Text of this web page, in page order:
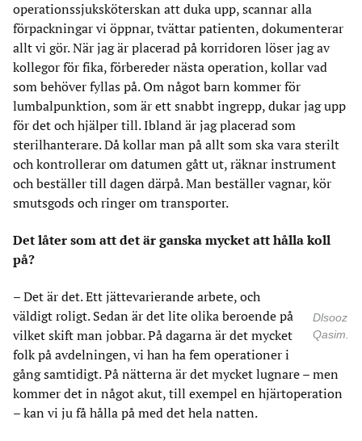
operationssjuksköterskan att duka upp, scannar alla
förpackningar vi öppnar, tvättar patienten, dokumenterar
allt vi gör. När jag är placerad på korridoren löser jag av
kollegor för fika, förbereder nästa operation, kollar vad
som behöver fyllas på. Om något barn kommer för
lumbalpunktion, som är ett snabbt ingrepp, dukar jag upp
för det och hjälper till. Ibland är jag placerad som
sterilhanterare. Då kollar man på allt som ska vara sterilt
och kontrollerar om datumen gått ut, räknar instrument
och beställer till dagen därpå. Man beställer vagnar, kör
smutsgods och ringer om transporter.
Det låter som att det är ganska mycket att hålla koll
på?
Dlsooz
Qasim.
– Det är det. Ett jättevarierande arbete, och
väldigt roligt. Sedan är det lite olika beroende på
vilket skift man jobbar. På dagarna är det mycket
folk på avdelningen, vi han ha fem operationer i
gång samtidigt. På nätterna är det mycket lugnare – men
kommer det in något akut, till exempel en hjärtoperation
– kan vi ju få hålla på med det hela natten.